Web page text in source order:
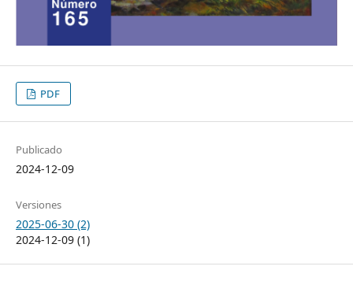
PDF
Publicado
2024-12-09
Versiones
2025-06-30 (2)
2024-12-09 (1)